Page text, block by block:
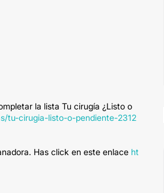
la lista Tu cirugía ¿Listo o
tu-cirugia-listo-o-pendiente-2312
Has click en este enlace ht